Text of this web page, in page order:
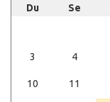
Du Se
3 4
10 11